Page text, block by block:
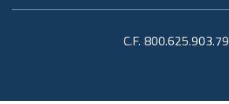
C.F. 800.625.903.79